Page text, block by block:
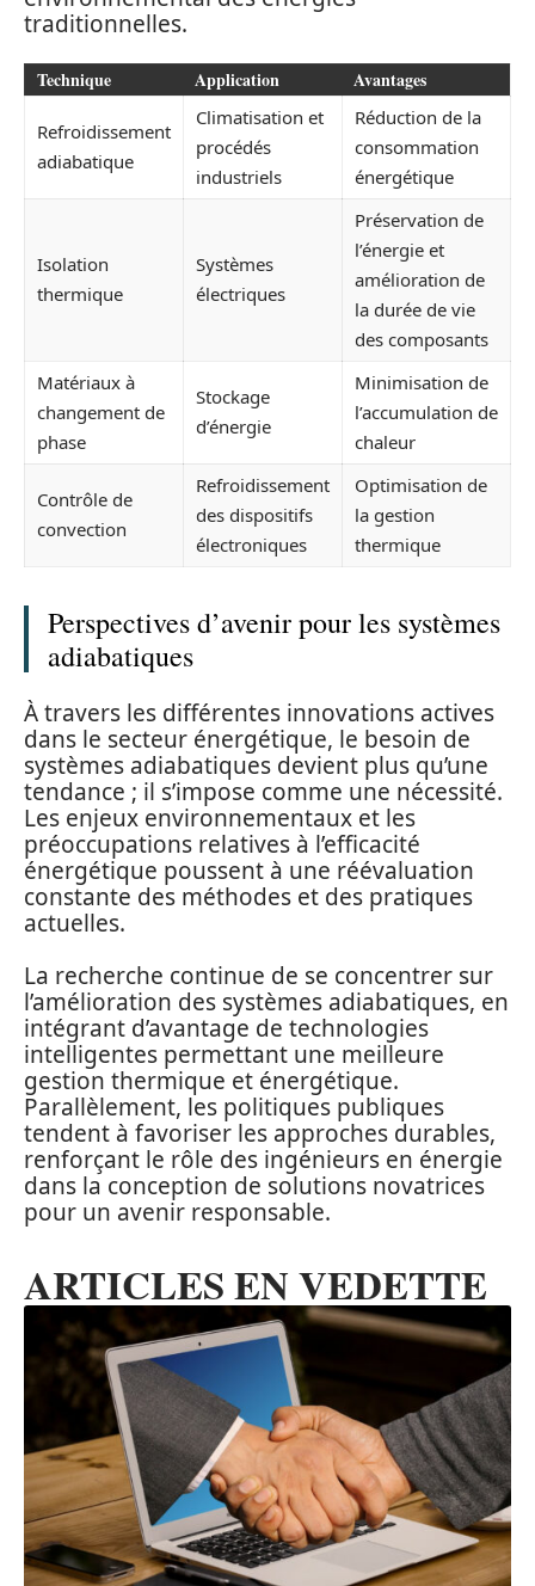
traditionnelles.
Technique Application Avantages
Refroidissement
adiabatique
Climatisation et
procédés
industriels
Réduction de la
consommation
énergétique
Isolation
thermique
Systèmes
électriques
Préservation de
l’énergie et
amélioration de
la durée de vie
des composants
Matériaux à
changement de
phase
Stockage
d’énergie
Minimisation de
l’accumulation de
chaleur
Contrôle de
convection
Refroidissement
des dispositifs
électroniques
Optimisation de
la gestion
thermique
Perspectives d’avenir pour les systèmes
adiabatiques
À travers les différentes innovations actives
dans le secteur énergétique, le besoin de
systèmes adiabatiques devient plus qu’une
tendance ; il s’impose comme une nécessité.
Les enjeux environnementaux et les
préoccupations relatives à l’efficacité
énergétique poussent à une réévaluation
constante des méthodes et des pratiques
actuelles.
La recherche continue de se concentrer sur
l’amélioration des systèmes adiabatiques, en
intégrant d’avantage de technologies
intelligentes permettant une meilleure
gestion thermique et énergétique.
Parallèlement, les politiques publiques
tendent à favoriser les approches durables,
renforçant le rôle des ingénieurs en énergie
dans la conception de solutions novatrices
pour un avenir responsable.
ARTICLES EN VEDETTE